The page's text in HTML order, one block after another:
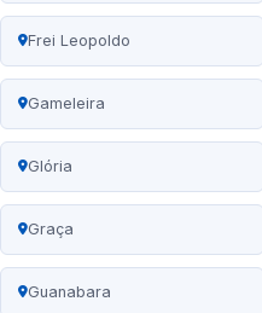
Frei Leopoldo
Gameleira
Glória
Graça
Guanabara